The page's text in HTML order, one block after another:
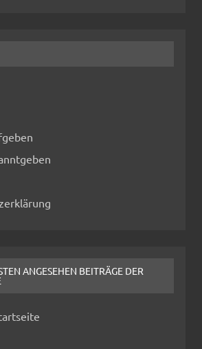
ANGESEHEN BEITRÄGE DER